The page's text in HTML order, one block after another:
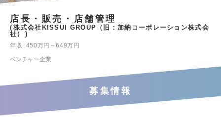
店長・販売・店舗管理
株式会社KISSUI GROUP（旧：加納コーポレーション株式会
社）
年収
450万円～649万円
ベンチャー企業
募集情報